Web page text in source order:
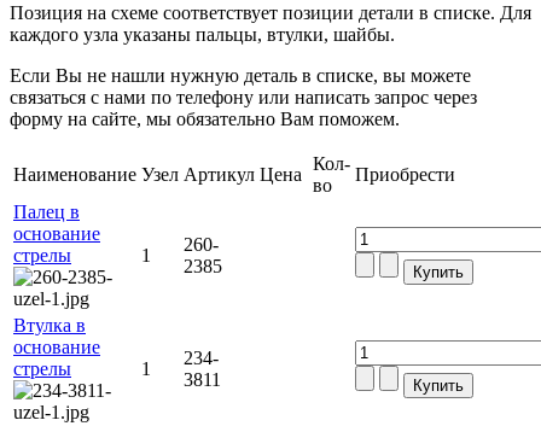
Позиция на схеме соответствует позиции детали в списке. Для
каждого узла указаны пальцы, втулки, шайбы.
Если Вы не нашли нужную деталь в списке, вы можете
связаться с нами по телефону или написать запрос через
форму на сайте, мы обязательно Вам поможем.
Наименование Узел Артикул Цена
Кол-
во
Приобрести
Палец в
основание
стрелы
1
260-
2385
Втулка в
основание
стрелы
1
234-
3811